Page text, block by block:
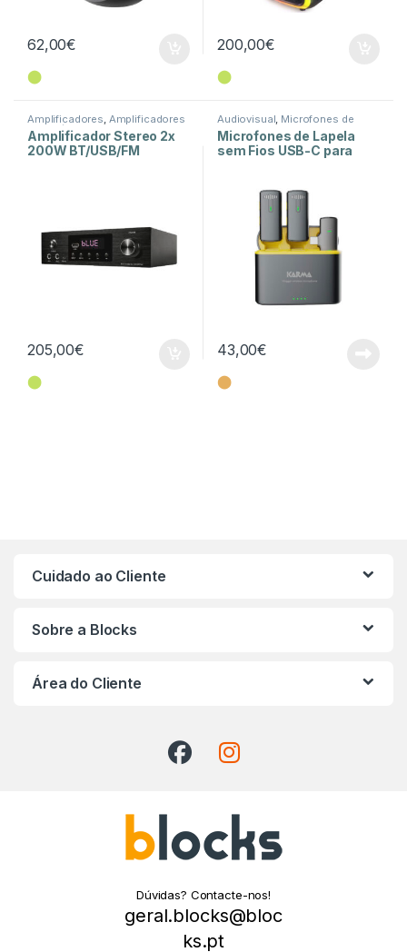
62,00€
⬤
200,00€
⬤
Amplificadores Amplificadores
de Potência Som e Luz
Amplificador Stereo 2x
200W BT/USB/FM
205,00€
⬤
Audiovisual Microfones de
Lapela Som e Luz
Microfones de Lapela
sem Fios USB-C para
43,00€
⬤
Cuidado ao Cliente
Sobre a Blocks
Área do Cliente
Dúvidas? Contacte-nos!
geral.blocks@bloc
ks.pt